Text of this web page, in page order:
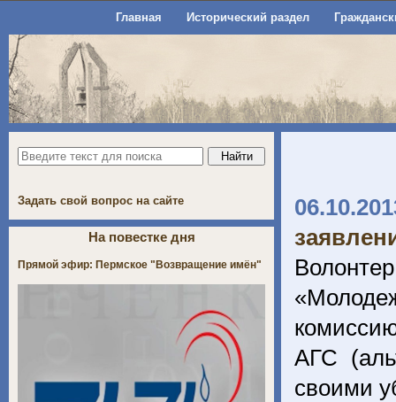
Главная Исторический раздел
АГС
своими
Задать свой вопрос на сайте
На повестке дня
Прямой эфир: Пермское "Возвращение имён"